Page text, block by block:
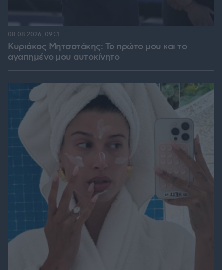
Κυριάκος Μητσοτάκης: Το πρώτο μου και το
αγαπημένο μου αυτοκίνητο
08.08.2026, 09:31